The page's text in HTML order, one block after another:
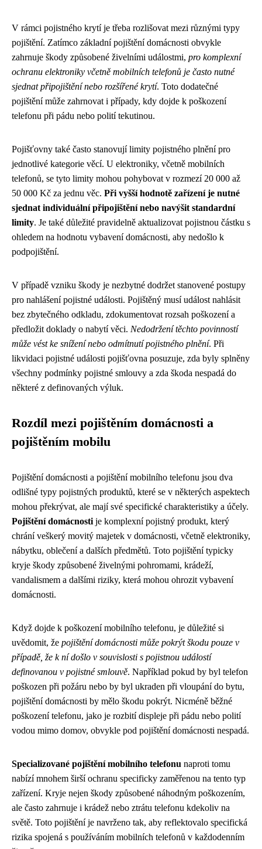
V rámci pojistného krytí je třeba rozlišovat mezi různými typy
pojištění. Zatímco základní pojištění domácnosti obvykle
zahrnuje škody způsobené živelními událostmi, pro komplexní
ochranu elektroniky včetně mobilních telefonů je často nutné
sjednat připojištění nebo rozšířené krytí. Toto dodatečné
pojištění může zahrnovat i případy, kdy dojde k poškození
telefonu při pádu nebo polití tekutinou.
Pojišťovny také často stanovují limity pojistného plnění pro
jednotlivé kategorie věcí. U elektroniky, včetně mobilních
telefonů, se tyto limity mohou pohybovat v rozmezí 20 000 až
50 000 Kč za jednu věc. Při vyšší hodnotě zařízení je nutné
sjednat individuální připojištění nebo navýšit standardní
limity. Je také důležité pravidelně aktualizovat pojistnou částku s
ohledem na hodnotu vybavení domácnosti, aby nedošlo k
podpojištění.
V případě vzniku škody je nezbytné dodržet stanovené postupy
pro nahlášení pojistné události. Pojištěný musí událost nahlásit
bez zbytečného odkladu, zdokumentovat rozsah poškození a
předložit doklady o nabytí věci. Nedodržení těchto povinností
může vést ke snížení nebo odmítnutí pojistného plnění. Při
likvidaci pojistné události pojišťovna posuzuje, zda byly splněny
všechny podmínky pojistné smlouvy a zda škoda nespadá do
některé z definovaných výluk.
Rozdíl mezi pojištěním domácnosti a
pojištěním mobilu
Pojištění domácnosti a pojištění mobilního telefonu jsou dva
odlišné typy pojistných produktů, které se v některých aspektech
mohou překrývat, ale mají své specifické charakteristiky a účely.
Pojištění domácnosti je komplexní pojistný produkt, který
chrání veškerý movitý majetek v domácnosti, včetně elektroniky,
nábytku, oblečení a dalších předmětů. Toto pojištění typicky
kryje škody způsobené živelnými pohromami, krádeží,
vandalismem a dalšími riziky, která mohou ohrozit vybavení
domácnosti.
Když dojde k poškození mobilního telefonu, je důležité si
uvědomit, že pojištění domácnosti může pokrýt škodu pouze v
případě, že k ní došlo v souvislosti s pojistnou událostí
definovanou v pojistné smlouvě. Například pokud by byl telefon
poškozen při požáru nebo by byl ukraden při vloupání do bytu,
pojištění domácnosti by mělo škodu pokrýt. Nicméně běžné
poškození telefonu, jako je rozbití displeje při pádu nebo polití
vodou mimo domov, obvykle pod pojištění domácnosti nespadá.
Specializované pojištění mobilního telefonu naproti tomu
nabízí mnohem širší ochranu specificky zaměřenou na tento typ
zařízení. Kryje nejen škody způsobené náhodným poškozením,
ale často zahrnuje i krádež nebo ztrátu telefonu kdekoliv na
světě. Toto pojištění je navrženo tak, aby reflektovalo specifická
rizika spojená s používáním mobilních telefonů v každodenním